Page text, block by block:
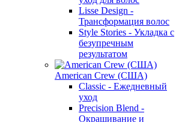
Lisse Design -
Трансформация волос
Style Stories - Укладка с
безупречным
результатом
American Crew (США)
Classic - Ежедневный
уход
Precision Blend -
Окрашивание и